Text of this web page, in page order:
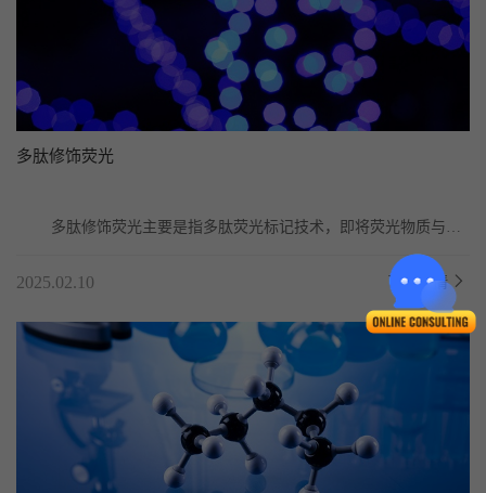
多肽修饰荧光
	多肽修饰荧光主要是指多肽荧光标记技术，即将荧光物质与多
2025.02.10 了解详情